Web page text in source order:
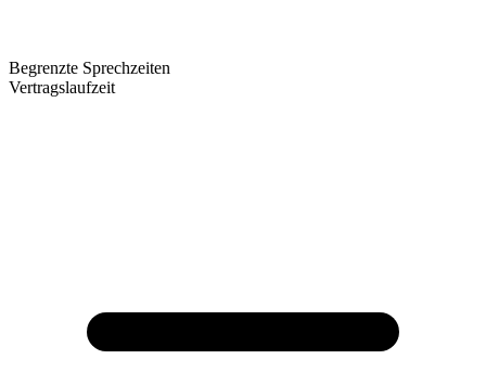
Begrenzte Sprechzeiten
Vertragslaufzeit